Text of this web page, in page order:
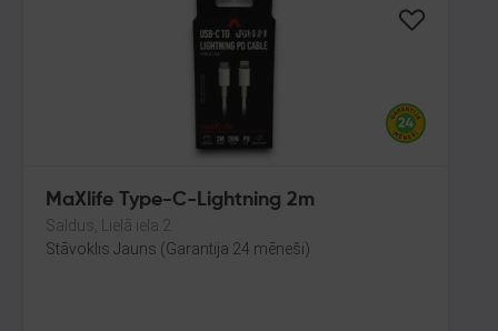
MaXlife Type-C-Lightning 2m
Saldus, Lielā iela 2
Stāvoklis Jauns (Garantija 24 mēneši)